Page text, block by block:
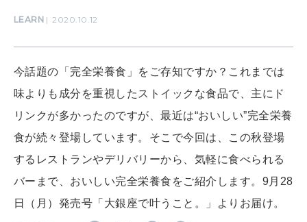
いい人生って？
MAGAZINE
特集
2026年9月号「北海道 おいしく遊ぶ、夏のご褒美旅。」
2026年8月号『お茶の時間です。』
LEARN 2020.10.12
今話題の「完全栄養食」をご存知ですか？これまでは
味よりも成分を重視したストイックな食品で、主にド
リンクが多かったのですが、最近は“おいしい”完全栄養
食が続々登場しています。そこで今回は、この秋登場
するレストランやデリバリーから、気軽に食べられる
バーまで、おいしい完全栄養食をご紹介します。9月28
日（月）発売号「大銀座で叶うこと。」よりお届け。